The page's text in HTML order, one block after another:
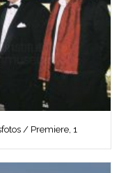
/ Premiere, 1